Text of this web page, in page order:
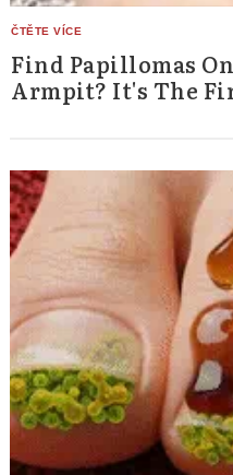
Find Papillomas
Armpit? It's The